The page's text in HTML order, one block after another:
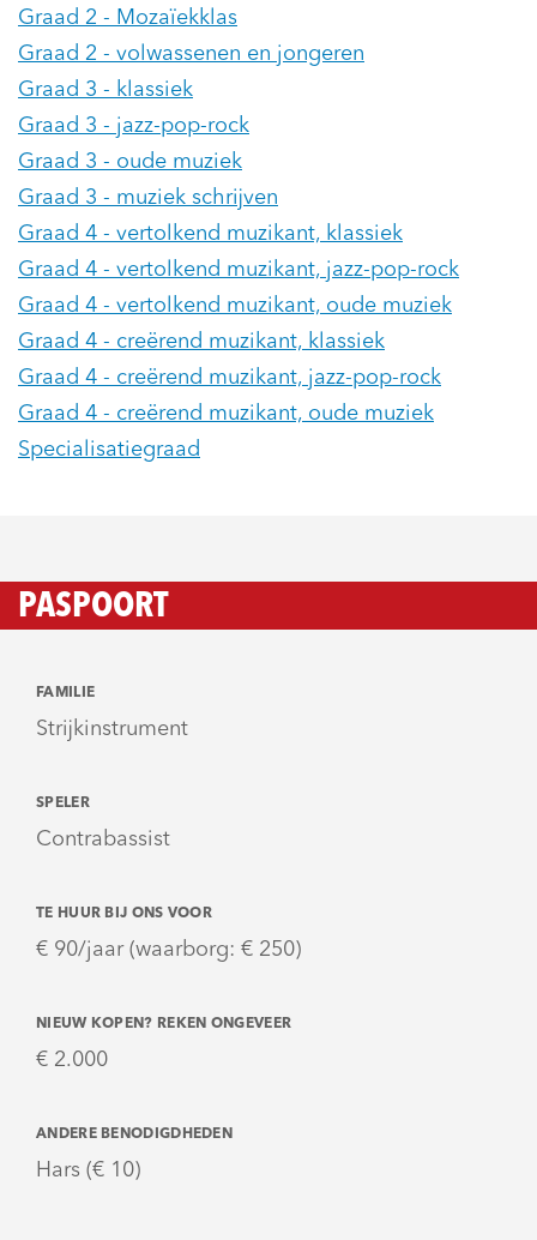
Graad 2 - Mozaïekklas
Graad 2 - volwassenen en jongeren
Graad 3 - klassiek
Graad 3 - jazz-pop-rock
Graad 3 - oude muziek
Graad 3 - muziek schrijven
Graad 4 - vertolkend muzikant, klassiek
Graad 4 - vertolkend muzikant, jazz-pop-rock
Graad 4 - vertolkend muzikant, oude muziek
Graad 4 - creërend muzikant, klassiek
Graad 4 - creërend muzikant, jazz-pop-rock
Graad 4 - creërend muzikant, oude muziek
Specialisatiegraad
PASPOORT
FAMILIE
Strijkinstrument
SPELER
Contrabassist
TE HUUR BIJ ONS VOOR
€ 90/jaar (waarborg: € 250)
NIEUW KOPEN? REKEN ONGEVEER
€ 2.000
ANDERE BENODIGDHEDEN
Hars (€ 10)